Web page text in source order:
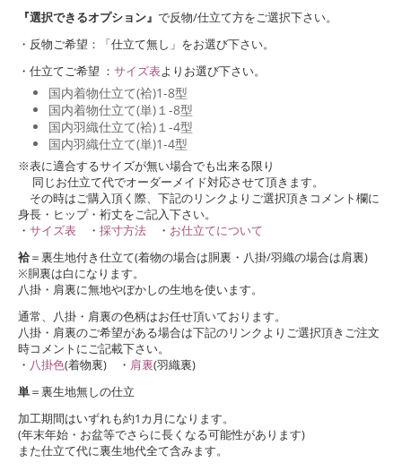
『選択できるオプション』 で反物/仕立て方をご選択下さい。
・反物ご希望：「仕立て無し」をお選び下さい。
・仕立てご希望 ： サイズ表よりお選び下さい。
国内着物仕立て(袷)1-8型
国内着物仕立て(単)１-8型
国内羽織仕立て(袷)１-4型
国内羽織仕立て(単)1-4型
※表に適合するサイズが無い場合でも出来る限り
同じお仕立て代でオーダーメイド対応させて頂きます。
その時はご購入頂く際、下記のリンクよりご選択頂きコメント欄に
身長・ヒップ・裄丈をご記入下さい。
・ サイズ表 ・ 採寸方法 ・ お仕立てについて
袷＝裏生地付き仕立て(着物の場合は胴裏・八掛/羽織の場合は肩裏)
※胴裏は白になります。
八掛・肩裏に無地やぼかしの生地を使います。
通常、八掛・肩裏の色柄はお任せ頂いております。
八掛・肩裏のご希望がある場合は下記のリンクよりご選択頂きご注文
時コメントにご記載下さい。
・ 八掛色(着物裏) ・ 肩裏(羽織裏)
単＝裏生地無しの仕立
加工期間はいずれも約1カ月になります。
(年末年始・お盆等でさらに長くなる可能性があります)
また仕立て代に裏生地代全て含みます。